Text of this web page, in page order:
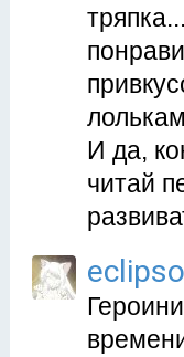
И да,
читай
eclipso